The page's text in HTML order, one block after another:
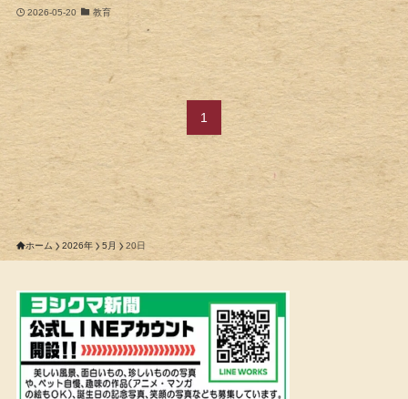
2026-05-20 教育
1
ホーム 2026年 5月 20日